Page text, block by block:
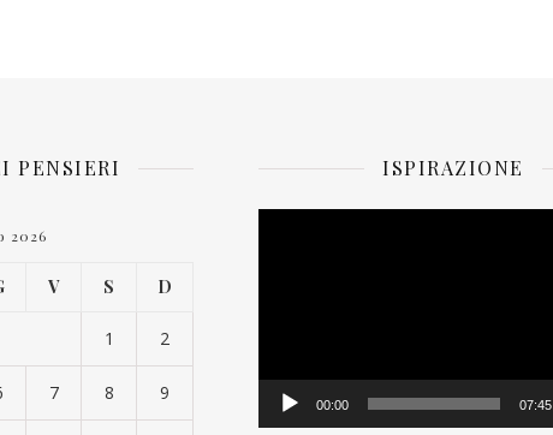
PENSIERI
2026
V S D
1 2
7 8 9
ISPIRAZIONE
00:00 07:45